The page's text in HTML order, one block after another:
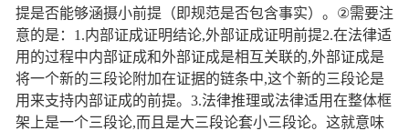
提是否能够涵摄小前提（即规范是否包含事实）。 ②需要注
意的是： 1.内部证成证明结论,外部证成证明前提2.在法律适
用的过程中内部证成和外部证成是相互关联的,外部证成是
将一个新的三段论附加在证据的链条中,这个新的三段论是
用来支持内部证成的前提。 3.法律推理或法律适用在整体框
架上是一个三段论,而且是大三段论套小三段论。这就意味